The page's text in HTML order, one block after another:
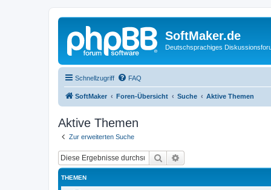
SoftMaker.de
Deutschsprachiges
Schnellzugriff FAQ
SoftMaker Foren-Übersicht Suche Aktive Themen
Aktive Themen
Zur erweiterten Suche
Suche
THEMEN